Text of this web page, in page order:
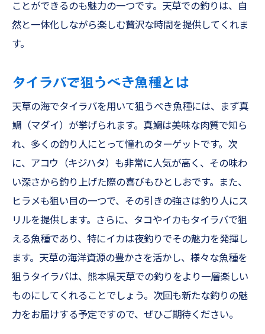
初心者向けオキアミ五目のアドバイス
船フカセとオキアミ五目の装備選び
ことができるのも魅力の一つです。天草での釣りは、自
然と一体化しながら楽しむ贅沢な時間を提供してくれま
す。
タイラバで狙うべき魚種とは
天草の海でタイラバを用いて狙うべき魚種には、まず真
鯛（マダイ）が挙げられます。真鯛は美味な肉質で知ら
れ、多くの釣り人にとって憧れのターゲットです。次
に、アコウ（キジハタ）も非常に人気が高く、その味わ
い深さから釣り上げた際の喜びもひとしおです。また、
ヒラメも狙い目の一つで、その引きの強さは釣り人にス
リルを提供します。さらに、タコやイカもタイラバで狙
える魚種であり、特にイカは夜釣りでその魅力を発揮し
ます。天草の海洋資源の豊かさを活かし、様々な魚種を
狙うタイラバは、熊本県天草での釣りをより一層楽しい
ものにしてくれることでしょう。次回も新たな釣りの魅
力をお届けする予定ですので、ぜひご期待ください。